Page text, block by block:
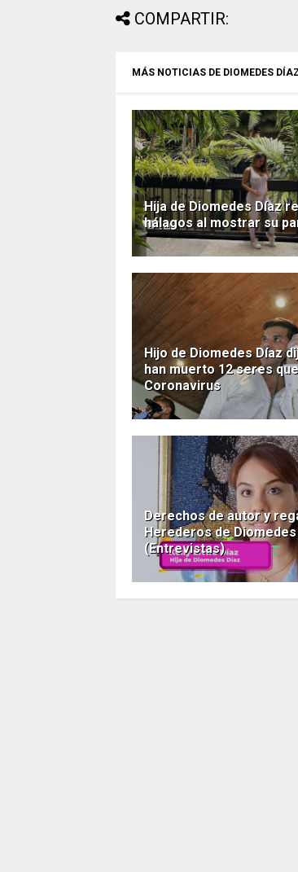
COMPARTIR:
MÁS NOTICIAS DE DIOMEDES DÍAZ
Hija de Diomedes Díaz
hálagos al mostrar su
Hijo de Diomedes Díaz
han muerto 12 seres
Coronavirus
Derechos de autor y
Herederos de
(Entrevistas)